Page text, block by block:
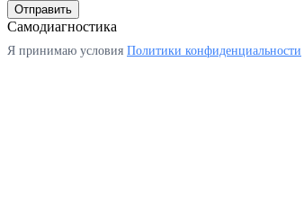
Отправить
Самодиагностика
Я принимаю условия Политики конфиденциальности